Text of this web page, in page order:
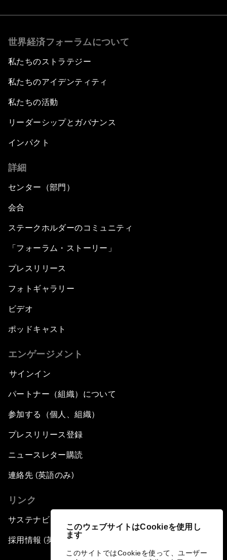
このウェブサイトはCookieを使用し
ます
このサイトではCookieを使って、ユーザー
世界経済フォーラムについて
私たちのストラテジー
私たちのアイデンティティ
私たちの活動
リーダーシップとガバナンス
インパクト
詳細
センター（部門）
会合
ステークホルダーのコミュニティ
「フォーラム・ストーリー」
プレスリリース
フォトギャラリー
ビデオ
ポッドキャスト
エンゲージメント
サインイン
パートナー（組織）について
参加する（個人、組織）
プレスリリース登録
ニュースレター購読
連絡先 (英語のみ)
リンク
サステナビリティへの取り組み
採用情報 (英語のみ)